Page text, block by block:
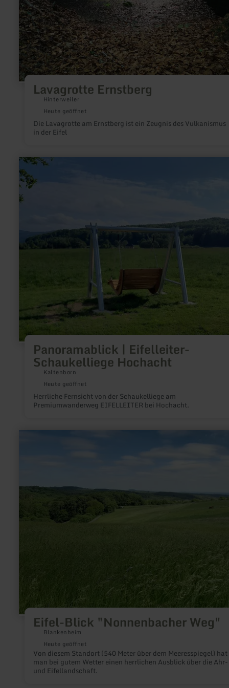
Lavagrotte Ernstberg
Hinterweiler
Heute geöffnet
Die Lavagrotte am Ernstberg ist ein Zeugnis des Vulkanismus
in der Eifel
Panoramablick | Eifelleiter-
Schaukelliege Hochacht
Kaltenborn
Heute geöffnet
Herrliche Fernsicht von der Schaukelliege am
Premiumwanderweg EIFELLEITER bei Hochacht.
mehr
erfahren
zu:
Panoramablick
|
Eifelleiter-
Eifel-Blick "Nonnenbacher Weg"
Blankenheim
Heute geöffnet
Von diesem Standort (540 Meter über dem Meeresspiegel) hat
man bei gutem Wetter einen herrlichen Ausblick über die Ahr-
und Eifellandschaft.